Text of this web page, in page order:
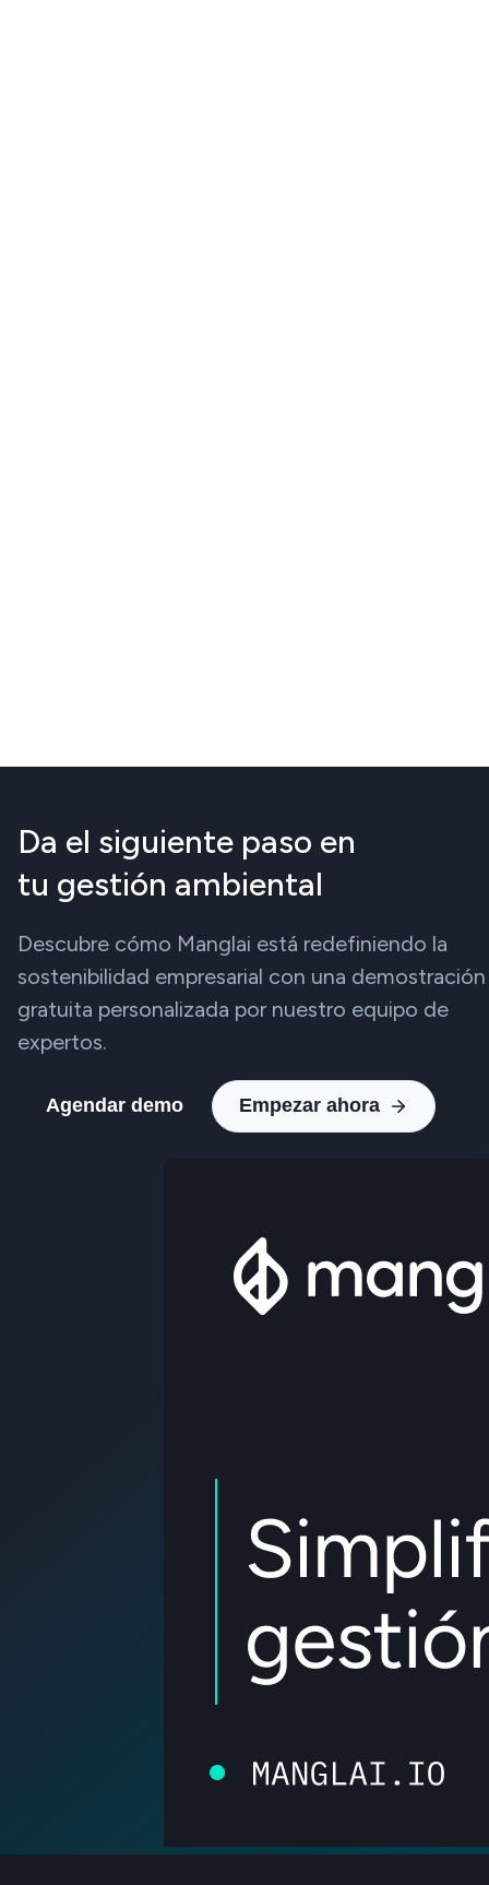
Da el siguiente paso en
tu gestión ambiental
Descubre cómo Manglai está redefiniendo la
sostenibilidad empresarial con una demostración
gratuita personalizada por nuestro equipo de
expertos.
Agendar demo Empezar ahora